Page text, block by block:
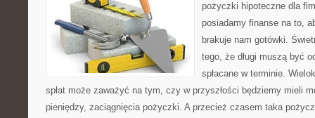
pożyczki hipoteczne dla
posiadamy finanse na to,
brakuje nam gotówki.
tego, że długi muszą być
spłacane w terminie.
spłat może zaważyć na tym, czy w przyszłości będziemy mieli
pieniędzy, zaciągnięcia pożyczki. A przecież czasem taka